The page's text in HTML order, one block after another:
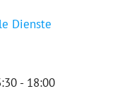
Dienste
- 18:00